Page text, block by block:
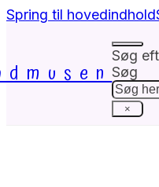
Spring til hovedindhold
Søg
Søg
×